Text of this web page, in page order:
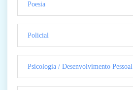
Poesia
Policial
Psicologia / Desenvolvimento Pessoal